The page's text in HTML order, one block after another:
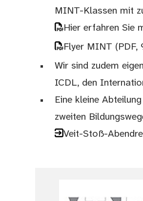
MINT-Klassen mit
Hier erfahren Sie
Flyer MINT (PDF,
Wir sind zudem
ICDL, den
Eine kleine
zweiten
Veit-Stoß-